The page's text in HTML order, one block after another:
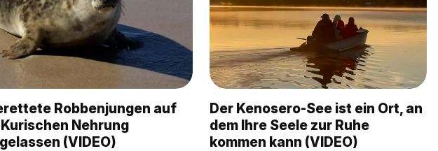
Robbenjungen auf
Nehrung
(VIDEO)
Der Kenosero-See ist ein Ort, an
dem Ihre Seele zur Ruhe
kommen kann (VIDEO)